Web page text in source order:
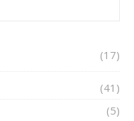
(17)
(41)
(5)